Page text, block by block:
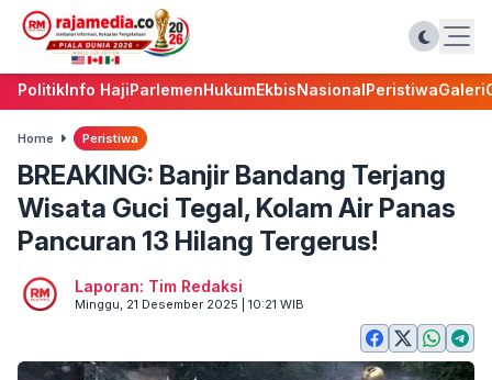
PolitikInfo HajiParlemenHukumEkbisNasionalPeristiwaGaleri
Home Peristiwa
BREAKING: Banjir Bandang Terjang
Wisata Guci Tegal, Kolam Air Panas
Pancuran 13 Hilang Tergerus!
Laporan: Tim Redaksi
Minggu, 21 Desember 2025 | 10:21 WIB